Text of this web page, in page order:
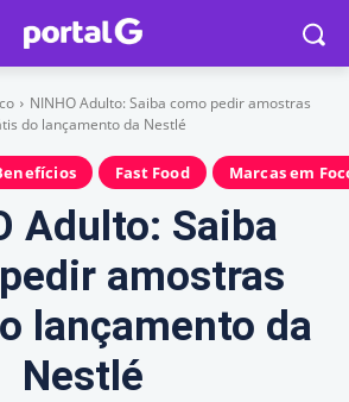
NINHO Adulto: Saiba como pedir amostras
do lançamento da Nestlé
Fast Food Marcas em
Adulto: Saiba
amostras
lançamento da
Nestlé